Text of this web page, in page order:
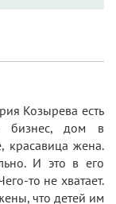
Козырева есть
бизнес, дом в
красавица жена.
И это в его
то не хватает.
что детей им